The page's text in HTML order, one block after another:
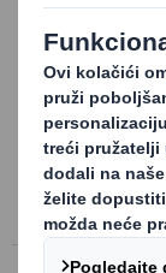
Croatia
10000
Croatia
KONTAKT: